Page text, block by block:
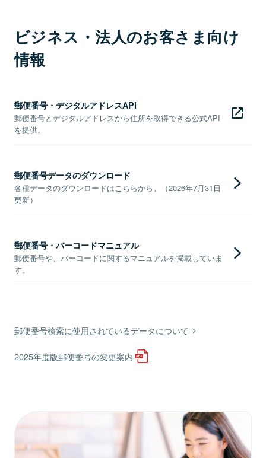
ビジネス・法人のお客さま向け
情報
郵便番号・デジタルアドレスAPI
郵便番号とデジタルアドレスから住所を取得できる公式API
を提供。
郵便番号データのダウンロード
各種データのダウンロードはこちらから。（2026年7月31日
更新）
郵便番号・バーコードマニュアル
郵便番号や、バーコードに関するマニュアルを掲載していま
す。
郵便番号検索に使用されているデータについて
2025年度版郵便番号の変更案内